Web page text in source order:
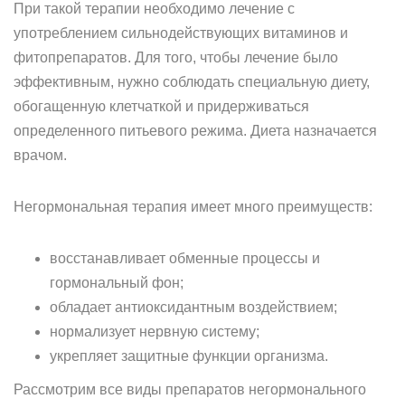
При такой терапии необходимо лечение с
употреблением сильнодействующих витаминов и
фитопрепаратов. Для того, чтобы лечение было
эффективным, нужно соблюдать специальную диету,
обогащенную клетчаткой и придерживаться
определенного питьевого режима. Диета назначается
врачом.
Негормональная терапия имеет много преимуществ:
восстанавливает обменные процессы и
гормональный фон;
обладает антиоксидантным воздействием;
нормализует нервную систему;
укрепляет защитные функции организма.
Рассмотрим все виды препаратов негормонального